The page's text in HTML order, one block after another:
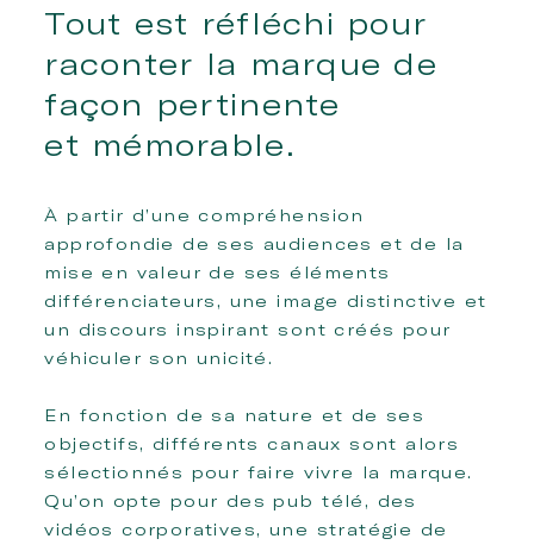
Tout est réfléchi pour
raconter la marque de
façon pertinente
et mémorable.
À partir d’une compréhension
approfondie de ses audiences et de la
mise en valeur de ses éléments
différenciateurs, une image distinctive et
un discours inspirant sont créés pour
véhiculer son unicité.
En fonction de sa nature et de ses
objectifs, différents canaux sont alors
sélectionnés pour faire vivre la marque.
Qu’on opte pour des pub télé, des
vidéos corporatives, une stratégie de